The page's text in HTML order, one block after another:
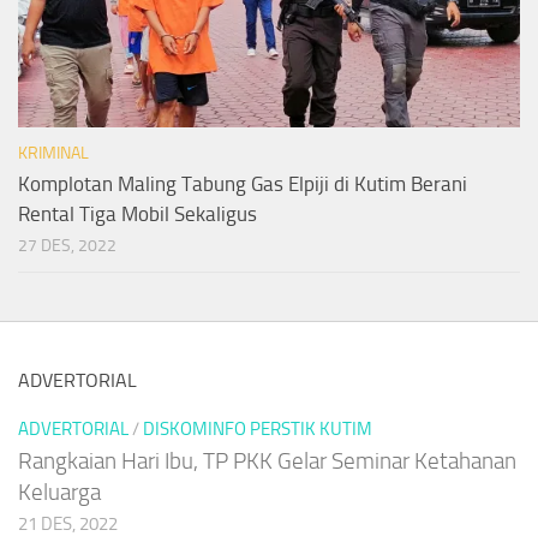
KRIMINAL
Komplotan Maling Tabung Gas Elpiji di Kutim Berani
Rental Tiga Mobil Sekaligus
27 DES, 2022
ADVERTORIAL
ADVERTORIAL/ DISKOMINFO PERSTIK KUTIM
Rangkaian Hari Ibu, TP PKK Gelar Seminar Ketahanan
Keluarga
21 DES, 2022